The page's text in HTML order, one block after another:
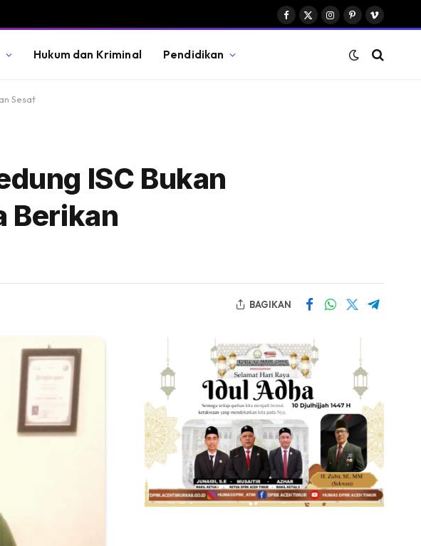
Facebook
X
Instagram
PinterestVimeo
Hukum dan Kriminal Pendidikan
Sesat
ISC Bukan
Berikan
BAGIKAN